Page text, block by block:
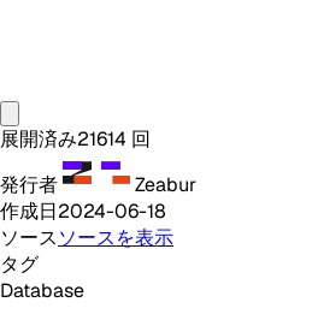
展開済み21614 回
発行者
Zeabur
作成日2024-06-18
ソースソースを表示
タグ
Database